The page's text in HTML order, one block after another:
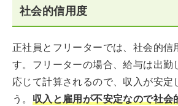
社会的信用度
正社員とフリーターでは、社会的信
す。フリーターの場合、給与は出勤
応じて計算されるので、収入が安定
う。 収入と雇用が不安定なので社会